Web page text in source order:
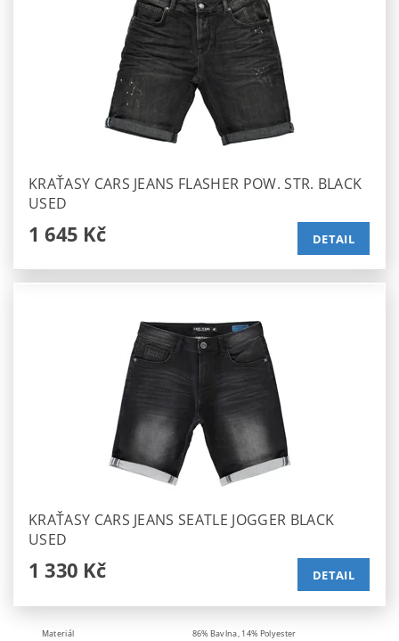
KRAŤASY CARS JEANS FLASHER POW. STR. BLACK
USED
1 645 Kč DETAIL
KRAŤASY CARS JEANS SEATLE JOGGER BLACK
USED
1 330 Kč DETAIL
Materiál 86% Bavlna, 14% Polyester